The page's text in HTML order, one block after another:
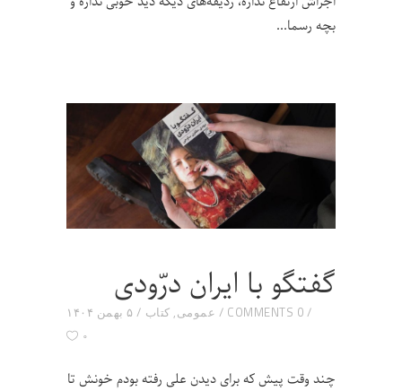
بچه رسما
گفتگو با ایران درّودی
۵ بهمن ۱۴۰۴ عمومی, کتاب 0 COMMENTS
۰
چند وقت پیش که برای دیدن علی رفته بودم خونش تا